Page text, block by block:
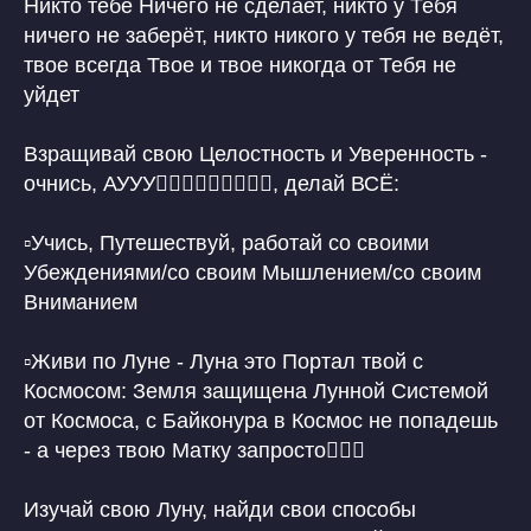
Никто тебе Ничего не сделает, никто у Тебя
ничего не заберёт, никто никого у тебя не ведёт,
твое всегда Твое и твое никогда от Тебя не
уйдет
Взращивай свою Целостность и Уверенность -
очнись, АУУУ🙋🏼‍♀️🙋🏼‍♀️🙋🏼‍♀️, делай ВСЁ:
▫️Учись, Путешествуй, работай со своими
Убеждениями/со своим Мышлением/со своим
Вниманием
▫️Живи по Луне - Луна это Портал твой с
Космосом: Земля защищена Лунной Системой
от Космоса, с Байконура в Космос не попадешь
- а через твою Матку запросто🙋🏼‍♀️
Изучай свою Луну, найди свои способы